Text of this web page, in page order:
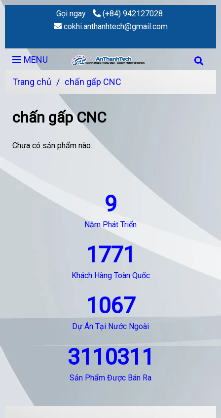
Gọi ngay
(+84) 942127028
cokhi.anthanhtech@gmail.com
MENU
Trang chủ / chấn gấp CNC
chấn gấp CNC
Chưa có sản phẩm nào.
9
Năm Phát Triển
1771
Khách Hàng Toàn Quốc
1067
Dự Án Tại Nước Ngoài
3110311
Sản Phẩm Được Bán Ra